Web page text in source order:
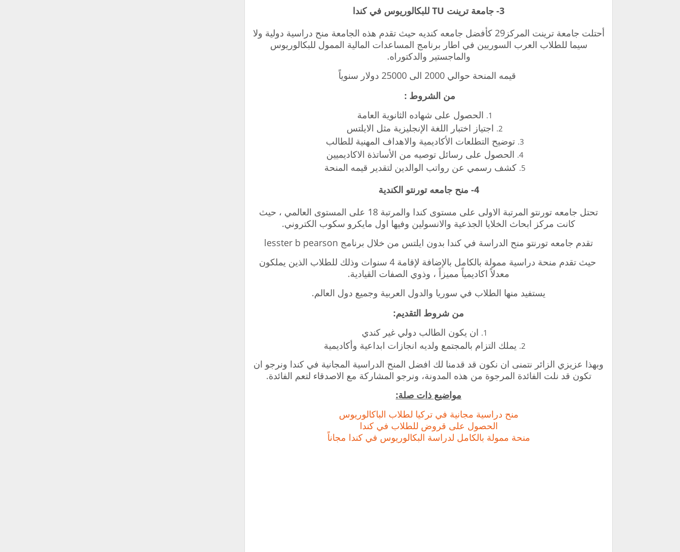
3- جامعة ترينت TU للبكالوريوس في كندا
أحتلت جامعة ترينت المركز29 كأفضل جامعه كنديه حيث تقدم هذه الجامعة منح دراسية دولية ولا
سيما للطلاب العرب السوريين في اطار برنامج المساعدات المالية الممول للبكالوريوس
والماجستير والدكتوراه.
قيمه المنحة حوالي 2000 الى 25000 دولار سنوياً
من الشروط :
الحصول على شهاده الثانوية العامة
اجتياز اختبار اللغة الإنجليزية مثل الايلتس
توضيح التطلعات الأكاديمية والاهداف المهنية للطالب
الحصول على رسائل توصيه من الأساتذة الاكاديميين
كشف رسمي عن رواتب الوالدين لتقدير قيمه المنحة
4- منح جامعه تورنتو الكندية
تحتل جامعه تورنتو المرتبة الاولى على مستوى كندا والمرتبة 18 على المستوى العالمي ، حيث
كانت مركز ابحاث الخلايا الجذعية والانسولين وفيها اول مايكرو سكوب الكتروني.
تقدم جامعه تورنتو منح الدراسة في كندا بدون ايلتس من خلال برنامج lesster b pearson
حيث تقدم منحة دراسية ممولة بالكامل بالإضافة لإقامة 4 سنوات وذلك للطلاب الذين يملكون
معدلاً اكاديمياً مميزاً ، وذوي الصفات القيادية.
يستفيد منها الطلاب في سوريا والدول العربية وجميع دول العالم.
من شروط التقديم:
ان يكون الطالب دولي غير كندي
يملك التزام بالمجتمع ولديه انجازات ابداعية وأكاديمية
وبهذا عزيزي الزائر نتمنى ان نكون قد قدمنا لك افضل المنح الدراسية المجانية في كندا ونرجو ان
تكون قد نلت الفائدة المرجوة من هذه المدونة، ونرجو المشاركة مع الاصدقاء لتعم الفائدة.
مواضيع ذات صلة:
‏منح دراسية مجانية في تركيا لطلاب الباكالوريوس
‏الحصول على قروض للطلاب في كندا
منحة ممولة بالكامل لدراسة البكالوريوس في كندا مجاناً